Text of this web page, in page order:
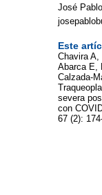
José
Este
Chavira A,
Abarca E,
Calzada-
severa
con
67 (2):